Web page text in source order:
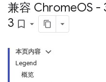
兼容 ChromeOS -
3 bookmark_border
本页内容
Legend
概览